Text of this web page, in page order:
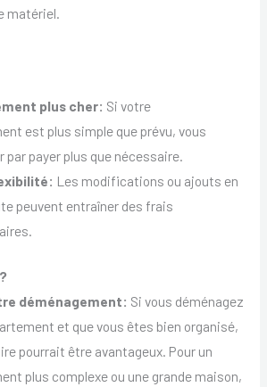
matériel.
plus cher: Si votre
est plus simple que prévu, vous
par payer plus que nécessaire.
Les modifications ou ajouts en
peuvent entraîner des frais
déménagement: Si vous déménagez
et que vous êtes bien organisé,
pourrait être avantageux. Pour un
plus complexe ou une grande maison,